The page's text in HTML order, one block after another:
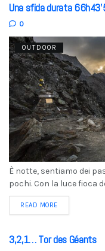
Una sfida durata
0
OUTDOOR
È notte, sentiamo dei
pochi. Con la luce fioca
READ MORE
3,2,1… Tor des Géants